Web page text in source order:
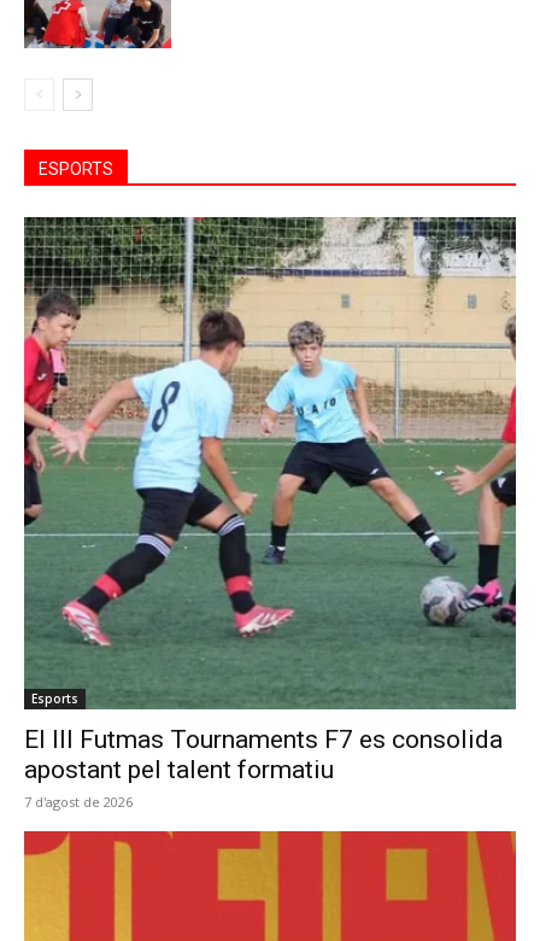
ESPORTS
Esports
El III Futmas Tournaments F7 es consolida
apostant pel talent formatiu
7 d'agost de 2026